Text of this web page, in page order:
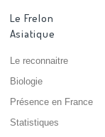
Le Frelon
Asiatique
Le reconnaitre
Biologie
Présence en France
Statistiques